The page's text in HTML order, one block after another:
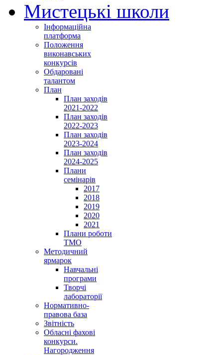
Мистецькі школи
Інформаційна
платформа
Положення
виконавських
конкурсів
Обдаровані
талантом
План
План заходів
2021-2022
План заходів
2022-2023
План заходів
2023-2024
План заходів
2024-2025
Плани
семінарів
2017
2018
2019
2020
2021
Плани роботи
ТМО
Методичний
ярмарок
Навчальні
програми
Творчі
лабораторії
Нормативно-
правова база
Звітність
Обласні фахові
конкурси.
Нагородження